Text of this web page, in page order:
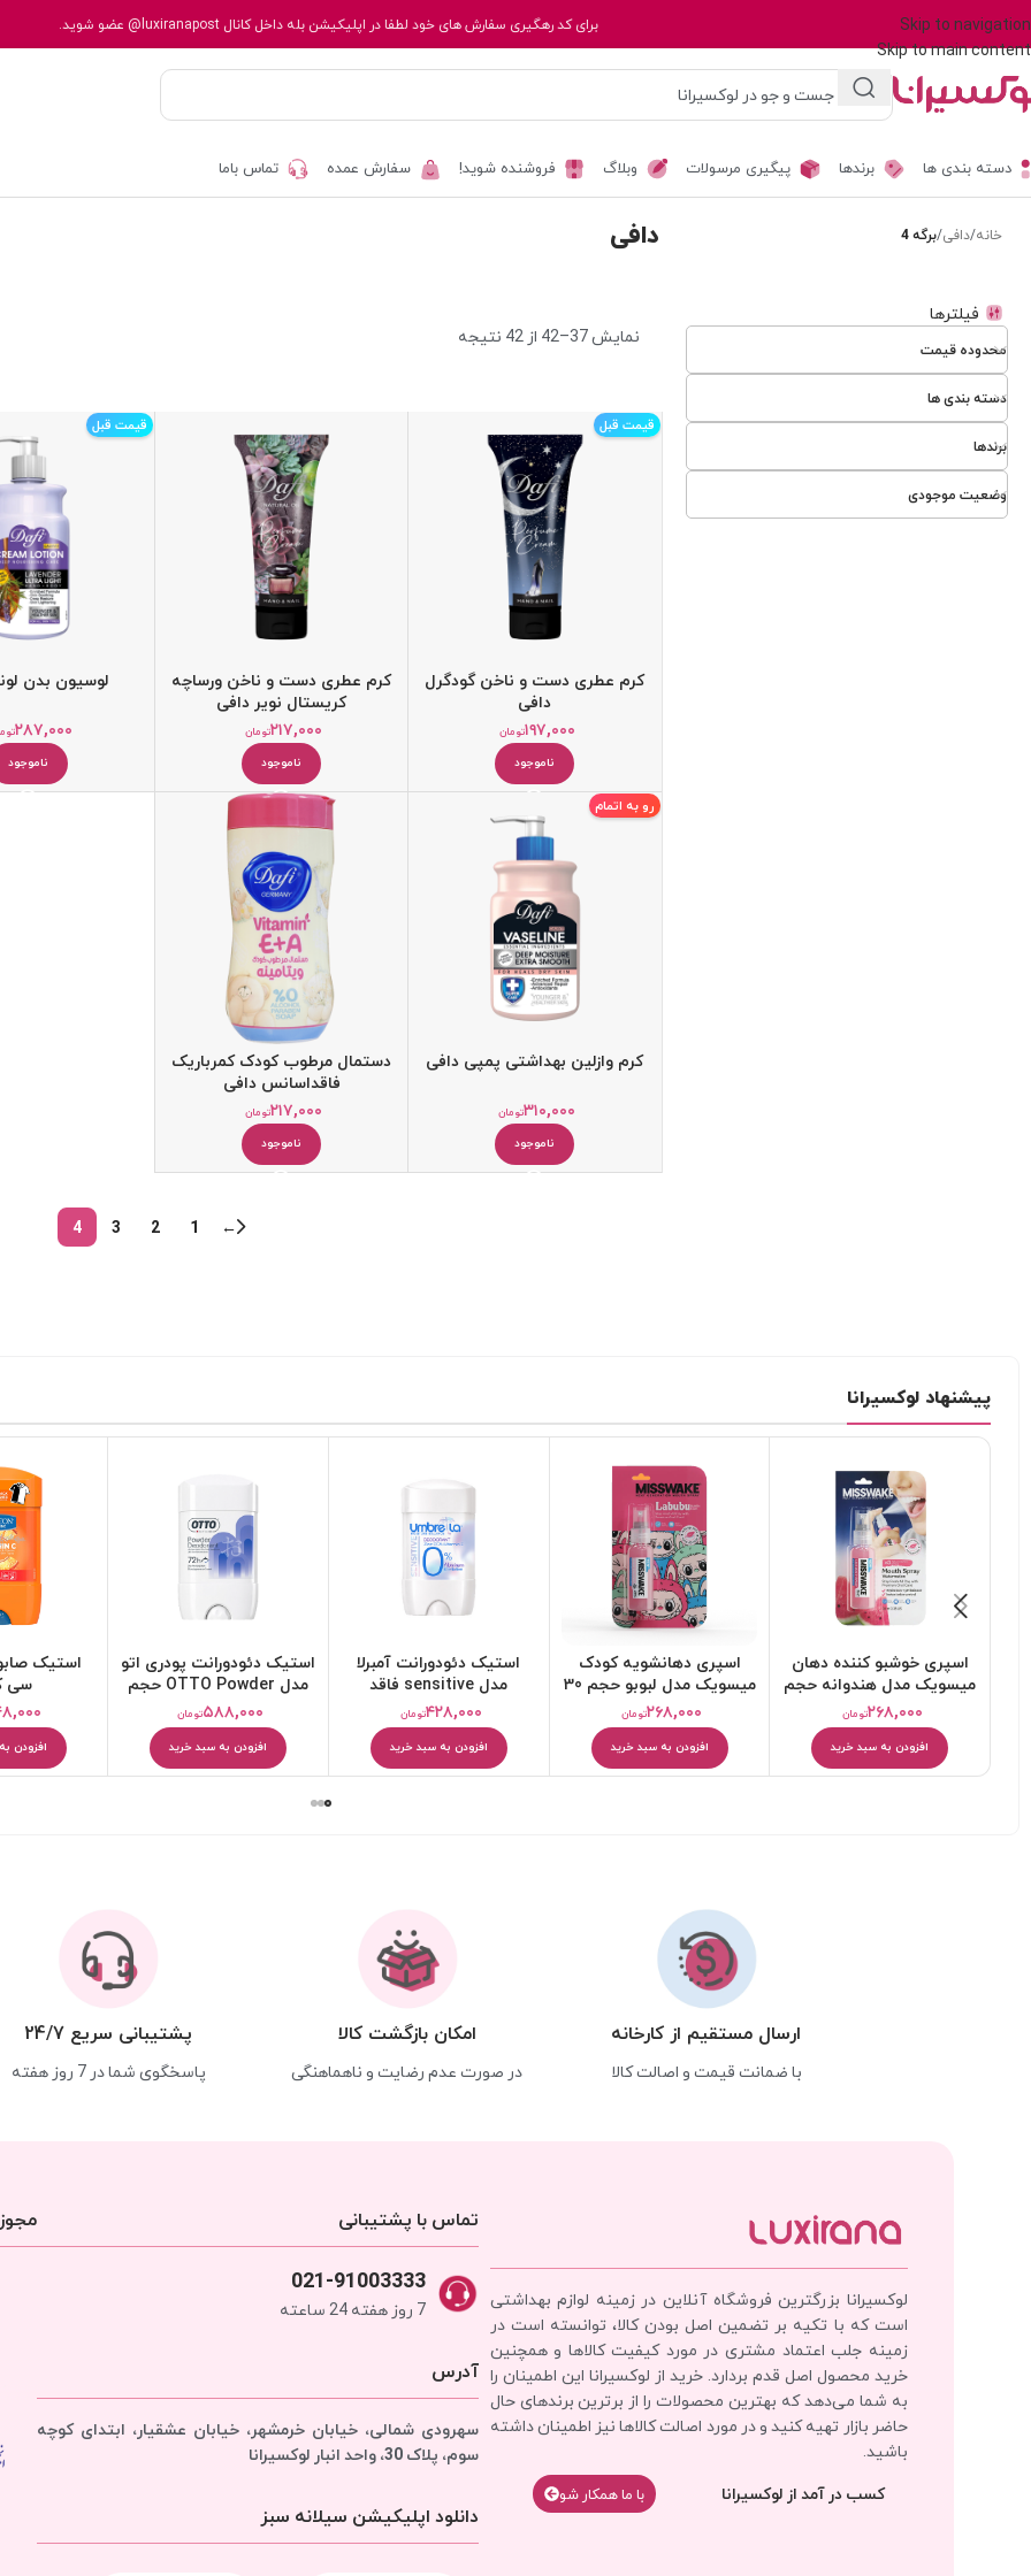
Skip to navigation
Skip to main content
برای کد رهگیری سفارش های خود لطفا در اپلیکیشن بله داخل کانال@luxiranapost عضو شوید.
دسته بندی ها
کرم مرطوب کننده
برندها پیگیری مرسولات وبلاگ فروشنده شوید! سفارش عمده تماس باما
خانه/دافی/برگه 4 دافی
فیلترها
محدوده قیمت
دسته بندی ها
برندها
وضعیت موجودی
نمایش 37–42 از 42 نتیجه
قیمت قبل
کرم عطری دست و ناخن گودگرل
دافی
تومان۱۹۷,۰۰۰
ناموجود
کرم عطری دست و ناخن ورساچه
کریستال نویر دافی
تومان۲۱۷,۰۰۰
ناموجود
قیمت قبل
لوسیون بدن
۲۸۷,۰۰۰
ناموجود
رو به اتمام
کرم وازلین بهداشتی پمپی دافی
تومان۳۱۰,۰۰۰
ناموجود
دستمال مرطوب کودک کمرباریک
فاقداسانس دافی
تومان۲۱۷,۰۰۰
ناموجود
←
1
2
3
4
پیشنهاد لوکسیرانا
اسپری خوشبو کننده دهان
میسویک مدل هندوانه حجم
30 میلی لیتر
تومان۲۶۸,۰۰۰
افزودن به سبد خرید
اسپری دهانشویه کودک
میسویک مدل لبوبو حجم 30
میلی لیتر
تومان۲۶۸,۰۰۰
افزودن به سبد خرید
استیک دئودورانت آمبرلا
مدل sensitive فاقد
لیتر
تومان۴۲۸,۰۰۰
افزودن به سبد خرید
استیک دئودورانت پودری اتو
مدل OTTO Powder حجم
40 میلی لیتر
تومان۵۸۸,۰۰۰
افزودن به سبد خرید
استیک
سی
افزودن
ارسال مستقیم از کارخانه
با ضمانت قیمت و اصالت کالا
امکان بازگشت کالا
در صورت عدم رضایت و ناهماهنگی
پشتیبانی سریع 24/7
پاسخگوی شما در 7 روز هفته
لوکسیرانا بزرگترین فروشگاه آنلاین در زمینه لوازم بهداشتی
است که با تکیه بر تضمین اصل بودن کالا، توانسته است در
زمینه جلب اعتماد مشتری در مورد کیفیت کالاها و همچنین
خرید محصول اصل قدم بردارد. خرید از لوکسیرانا این اطمینان را
به شما می‌دهد که بهترین محصولات را از برترین برندهای حال
حاضر بازار تهیه کنید و در مورد اصالت کالاها نیز اطمینان داشته
باشید.
کسب در آمد از لوکسیرانا با‌‌ ما همکار شو
تماس با پشتیبانی
021-91003333
7 روز هفته 24 ساعته
آدرس
سهرودی شمالی، خیابان خرمشهر، خیابان عشقیار، ابتدای کوچه
سوم، پلاک 30، واحد انبار
لوکسیرانا
دانلود اپلیکیشن سیلانه سبز